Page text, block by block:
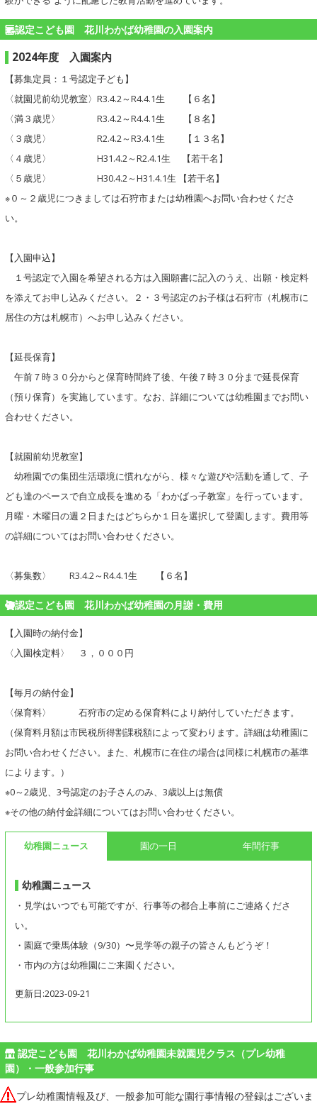
認定こども園 花川わかば幼稚園の入園案内
2024年度 入園案内
【募集定員：１号認定子ども】
〈就園児前幼児教室〉R3.4.2～R4.4.1生 【６名】
〈満３歳児〉 R3.4.2～R4.4.1生 【８名】
〈３歳児〉 R2.4.2～R3.4.1生 【１３名】
〈４歳児〉 H31.4.2～R2.4.1生 【若干名】
〈５歳児〉 H30.4.2～H31.4.1生 【若干名】
※０～２歳児につきましては石狩市または幼稚園へお問い合わせくださ
い。
【入園申込】
１号認定で入園を希望される方は入園願書に記入のうえ、出願・検定料
を添えてお申し込みください。２・３号認定のお子様は石狩市（札幌市に
居住の方は札幌市）へお申し込みください。
【延長保育】
午前７時３０分からと保育時間終了後、午後７時３０分まで延長保育
（預り保育）を実施しています。なお、詳細については幼稚園までお問い
合わせください。
【就園前幼児教室】
幼稚園での集団生活環境に慣れながら、様々な遊びや活動を通して、子
ども達のペースで自立成長を進める「わかばっ子教室」を行っています。
月曜・木曜日の週２日またはどちらか１日を選択して登園します。費用等
の詳細についてはお問い合わせください。
〈募集数〉 R3.4.2～R4.4.1生 【６名】
認定こども園 花川わかば幼稚園の月謝・費用
【入園時の納付金】
〈入園検定料〉 ３，０００円
【毎月の納付金】
〈保育料〉 石狩市の定める保育料により納付していただきます。
（保育料月額は市民税所得割課税額によって変わります。詳細は幼稚園に
お問い合わせください。また、札幌市に在住の場合は同様に札幌市の基準
によります。）
※0～2歳児、3号認定のお子さんのみ、3歳以上は無償
※その他の納付金詳細についてはお問い合わせください。
幼稚園ニュース 園の一日 年間行事
幼稚園ニュース
・見学はいつでも可能ですが、行事等の都合上事前にご連絡くださ
い。
・園庭で乗馬体験（9/30）〜見学等の親子の皆さんもどうぞ！
・市内の方は幼稚園にご来園ください。
更新日:2023-09-21
認定こども園 花川わかば幼稚園未就園児クラス（プレ幼稚
園）・一般参加行事
プレ幼稚園情報及び、一般参加可能な園行事情報の登録はございま